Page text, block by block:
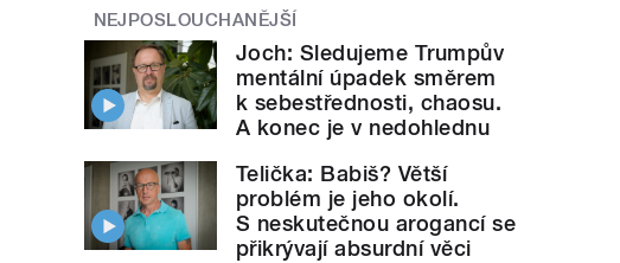
NEJPOSLOUCHANĚJŠÍ
Joch: Sledujeme Trumpův
mentální úpadek směrem
k sebestřednosti, chaosu.
A konec je v nedohlednu
Telička: Babiš? Větší
problém je jeho okolí.
S neskutečnou arogancí se
přikrývají absurdní věci